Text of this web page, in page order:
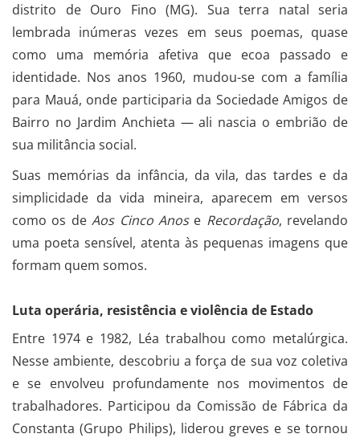
distrito de Ouro Fino (MG). Sua terra natal seria
lembrada inúmeras vezes em seus poemas, quase
como uma memória afetiva que ecoa passado e
identidade. Nos anos 1960, mudou-se com a família
para Mauá, onde participaria da Sociedade Amigos de
Bairro no Jardim Anchieta — ali nascia o embrião de
sua militância social.
Suas memórias da infância, da vila, das tardes e da
simplicidade da vida mineira, aparecem em versos
como os deAos Cinco Anose Recordação, revelando
uma poeta sensível, atenta às pequenas imagens que
formam quem somos.
Luta operária, resistência e violência de Estado
Entre 1974 e 1982, Léa trabalhou como metalúrgica.
Nesse ambiente, descobriu a força de sua voz coletiva
e se envolveu profundamente nos movimentos de
trabalhadores. Participou da Comissão de Fábrica da
Constanta (Grupo Philips), liderou greves e se tornou